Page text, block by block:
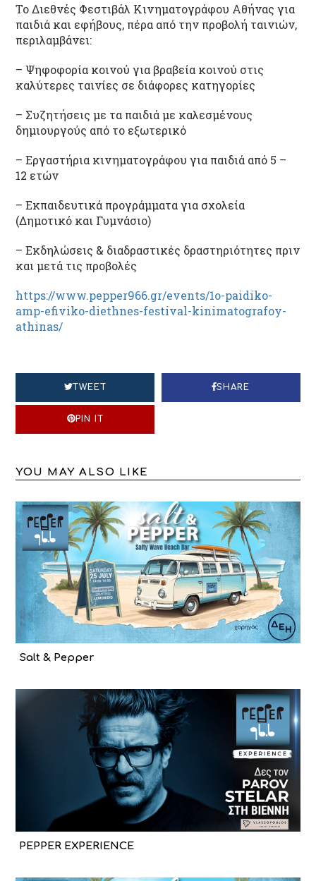
Το Διεθνές Φεστιβάλ Κινηματογράφου Αθήνας για
παιδιά και εφήβους, πέρα από την προβολή ταινιών,
περιλαμβάνει:
– Ψηφοφορία κοινού για βραβεία κοινού στις
καλύτερες ταινίες σε διάφορες κατηγορίες
– Συζητήσεις με τα παιδιά με καλεσμένους
δημιουργούς από το εξωτερικό
– Εργαστήρια κινηματογράφου για παιδιά από 5 –
12 ετών
– Εκπαιδευτικά προγράμματα για σχολεία
(Δημοτικό και Γυμνάσιο)
– Εκδηλώσεις & διαδραστικές δραστηριότητες πριν
και μετά τις προβολές
https://www.pepper966.gr/events/1o-paidiko-
amp-efiviko-diethnes-festival-kinimatografoy-
athinas/
TWEET SHARE
PIN IT
YOU MAY ALSO LIKE
Salt & Pepper
PEPPER EXPERIENCE